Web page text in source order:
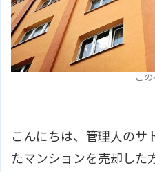
こ
こんにちは、管理人のサ
たマンションを売却した